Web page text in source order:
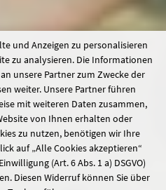
und Anzeigen zu personalisieren
zu analysieren. Die Informationen
unsere Partner zum Zwecke der
weiter. Unsere Partner führen
mit weiteren Daten zusammen,
von Ihnen erhalten oder
zu nutzen, benötigen wir Ihre
auf „Alle Cookies akzeptieren“
(Art. 6 Abs. 1 a) DSGVO)
Diesen Widerruf können Sie über